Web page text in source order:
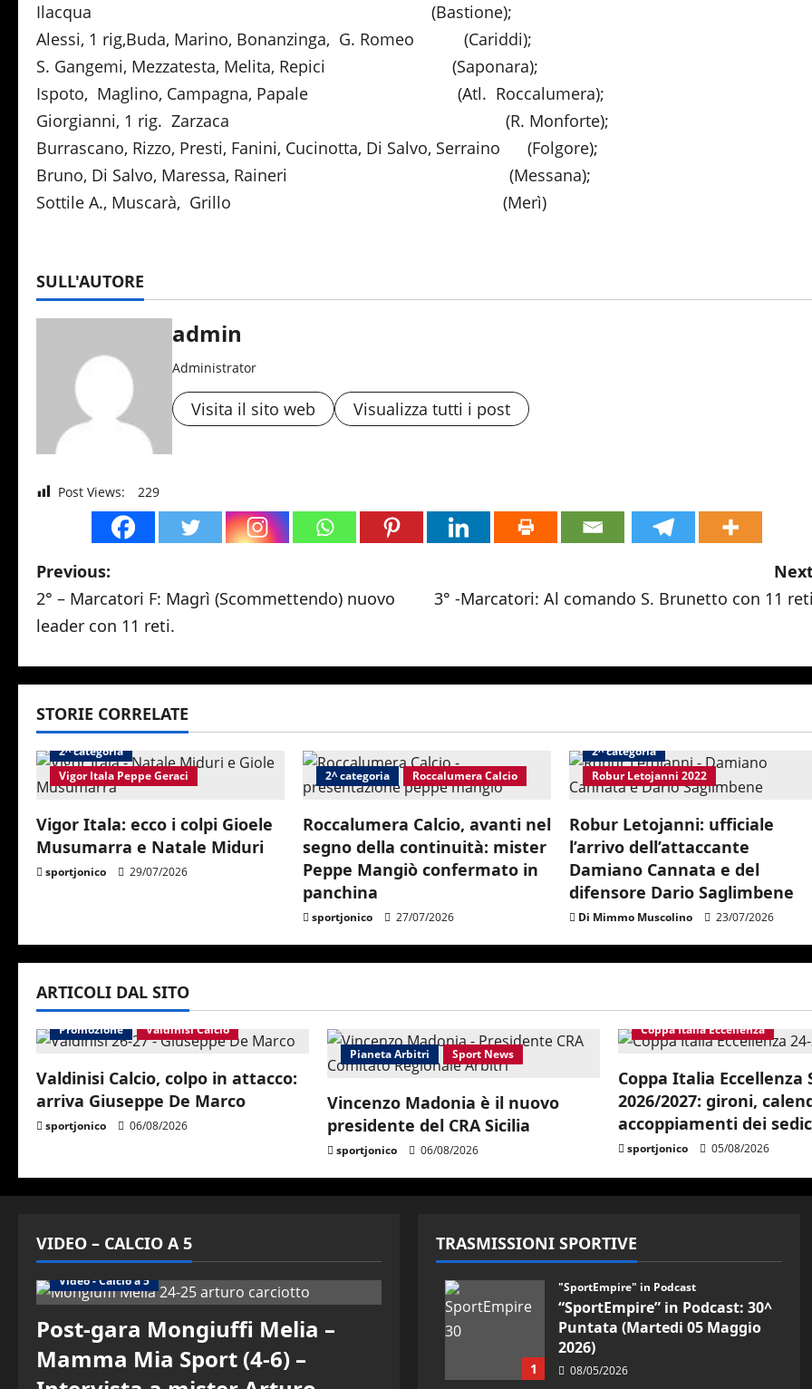
Ilacqua (Bastione);
Alessi, 1 rig,Buda, Marino, Bonanzinga, G. Romeo (Cariddi);
S. Gangemi, Mezzatesta, Melita, Repici (Saponara);
Ispoto, Maglino, Campagna, Papale (Atl. Roccalumera);
Giorgianni, 1 rig. Zarzaca (R. Monforte);
Burrascano, Rizzo, Presti, Fanini, Cucinotta, Di Salvo, Serraino (Folgore);
Bruno, Di Salvo, Maressa, Raineri (Messana);
Sottile A., Muscarà, Grillo (Merì)
SULL'AUTORE
admin
Administrator
Visita il sito web Visualizza tutti i post
Post Views: 229
P
o
t
n
a
v
i
g
t
i
o
n
Previous:
2° – Marcatori F: Magrì (Scommettendo) nuovo
leader con 11 reti.
3° -Marcatori: Al comando S. Brunetto con 11
STORIE CORRELATE
2^ categoria
Vigor Itala Peppe Geraci
Vigor Itala: ecco i colpi Gioele
Musumarra e Natale Miduri
sportjonico 29/07/2026
2^ categoria Roccalumera Calcio
Roccalumera Calcio, avanti nel
segno della continuità: mister
Peppe Mangiò confermato in
panchina
sportjonico 27/07/2026
2^ categoria
Robur Letojanni 2022
Robur Letojanni: ufficiale
l’arrivo dell’attaccante
Damiano Cannata e del
difensore Dario Saglimbene
Di Mimmo Muscolino 23/07/2026
ARTICOLI DAL SITO
Promozione Valdinisi Calcio
Valdinisi Calcio, colpo in attacco:
arriva Giuseppe De Marco
sportjonico 06/08/2026
Pianeta Arbitri Sport News
Vincenzo Madonia è il nuovo
presidente del CRA Sicilia
sportjonico 06/08/2026
Coppa Italia Eccellenza
Coppa Italia Eccellenza
2026/2027: gironi,
accoppiamenti dei
sportjonico 05/08/2026
VIDEO – CALCIO A 5
Video - Calcio a 5
Post-gara Mongiuffi Melia –
Mamma Mia Sport (4-6) –
TRASMISSIONI SPORTIVE
1
"SportEmpire" in Podcast
“SportEmpire” in Podcast: 30^
Puntata (Martedi 05 Maggio
2026)
08/05/2026